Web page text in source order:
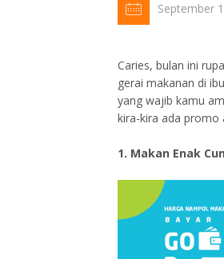
September
Caries, bulan ini
gerai makanan di
yang wajib kamu
kira-kira ada promo
1. Makan Enak